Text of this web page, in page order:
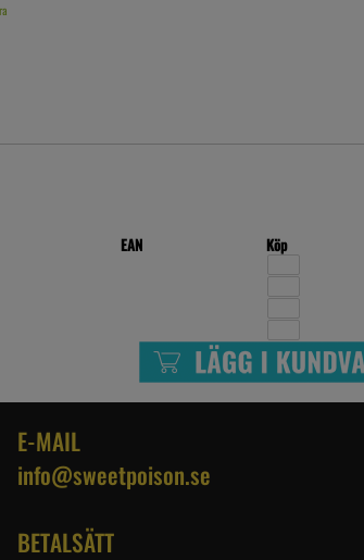
EAN
Köp
E-MAIL
info@sweetpoison.se
BETALSÄTT